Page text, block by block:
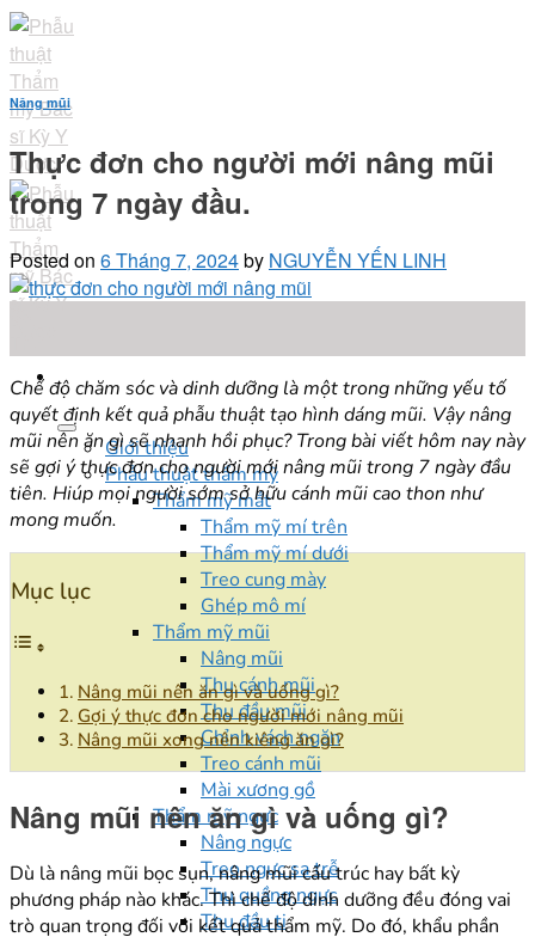
Skip
to
content
Giới thiệu
Phẫu thuật thẩm mỹ
Thẩm mỹ mắt
Thẩm mỹ mí trên
Thẩm mỹ mí dưới
Treo cung mày
Ghép mô mí
Thẩm mỹ mũi
Nâng mũi
Thu cánh mũi
Thu đầu mũi
Chỉnh vách ngăn
Treo cánh mũi
Mài xương gồ
Thẩm mỹ ngực
Nâng ngực
Treo ngực sa trễ
Thu quầng ngực
Thu đầu ti
Nâng mũi
Thực đơn cho người mới nâng mũi
trong 7 ngày đầu.
Posted on 6 Tháng 7, 2024by NGUYỄN YẾN LINH
Chế độ chăm sóc và dinh dưỡng là một trong những yếu tố
quyết định kết quả phẫu thuật tạo hình dáng mũi. Vậy nâng
mũi nên ăn gì sẽ nhanh hồi phục? Trong bài viết hôm nay này
sẽ gợi ý thực đơn cho người mới nâng mũi trong 7 ngày đầu
tiên. Hiúp mọi người sớm sở hữu cánh mũi cao thon như
mong muốn.
Mục lục
Nâng mũi nên ăn gì và uống gì?
Gợi ý thực đơn cho người mới nâng mũi
Nâng mũi xong nên kiêng ăn gì?
Nâng mũi nên ăn gì và uống gì?
Dù là nâng mũi bọc sụn, nâng mũi cấu trúc hay bất kỳ
phương pháp nào khác. Thì chế độ dinh dưỡng đều đóng vai
trò quan trọng đối với kết quả thẩm mỹ. Do đó, khẩu phần